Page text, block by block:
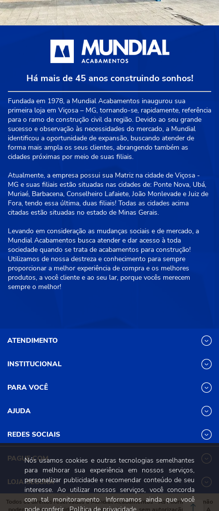
Há mais de 45 anos construindo sonhos!
Fundada em 1978, a Mundial Acabamentos inaugurou sua
primeira loja em Viçosa – MG, tornando-se, rapidamente, referência
para o ramo de construção civil da região. Devido ao seu grande
sucesso e observação às necessidades do mercado, a Mundial
identificou a oportunidade de expansão, buscando atender de
forma mais ampla os seus clientes, abrangendo também as
cidades próximas por meio de suas filiais.
Atualmente, a empresa possui sua Matriz na cidade de Viçosa -
MG e suas filiais estão situadas nas cidades de: Ponte Nova, Ubá,
Muriaé, Barbacena, Conselheiro Lafaiete, João Monlevade e Juiz de
Fora, tendo essa última, duas filiais! Todas as cidades acima
citadas estão situadas no estado de Minas Gerais.
Levando em consideração as mudanças sociais e de mercado, a
Mundial Acabamentos busca atender e dar acesso à toda
sociedade quando se trata de acabamentos para construção!
Utilizamos de nossa destreza e conhecimento para sempre
proporcionar a melhor experiência de compra e os melhores
produtos, a você cliente e ao seu lar, porque vocês merecem
sempre o melhor!
ATENDIMENTO
Segunda a Sexta das 8h às 17h30
Sábado das 8h às 12h
(31) 3611-8200 Loja Física
INSTITUCIONAL
Nossas Lojas
Programa de
Relacionamento
Trabalhe Conosco
PARA VOCÊ
Minha conta
Revistas
AJUDA
Dúvidas
Frete e Entrega
Trocas e
Devoluções
Política de
Privacidade e
Segurança
REDES SOCIAIS
PAGUE COM
LOJA SEGURA
Todos os direitos reservados à Mundial Acabamentos - As informações não
Nós usamos cookies e outras tecnologias semelhantes
para melhorar sua experiência em nossos serviços,
personalizar publicidade e recomendar conteúdo de seu
interesse. Ao utilizar nossos serviços, você concorda
com tal monitoramento. Informamos ainda que você